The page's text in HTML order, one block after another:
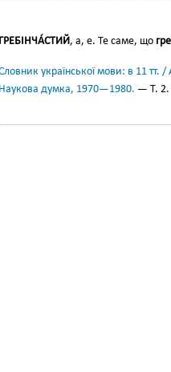
ГРЕБІНЧА́СТИЙ, а, е. Те саме, що
української мови: в 11 тт.
Наукова думка, 1970—1980. — Т.